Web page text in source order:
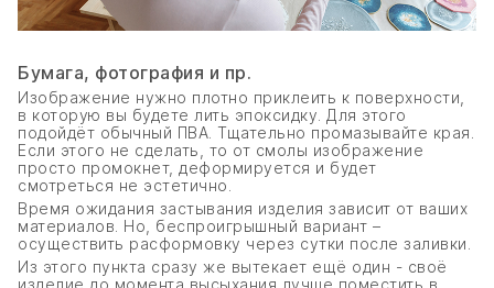
Бумага, фотография и пр.
Изображение нужно плотно приклеить к поверхности,
в которую вы будете лить эпоксидку. Для этого
подойдёт обычный ПВА. Тщательно промазывайте края.
Если этого не сделать, то от смолы изображение
просто промокнет, деформируется и будет
смотреться не эстетично.
Время ожидания застывания изделия зависит от ваших
материалов. Но, беспроигрышный вариант –
осуществить расформовку через сутки после заливки.
Из этого пункта сразу же вытекает ещё один - своё